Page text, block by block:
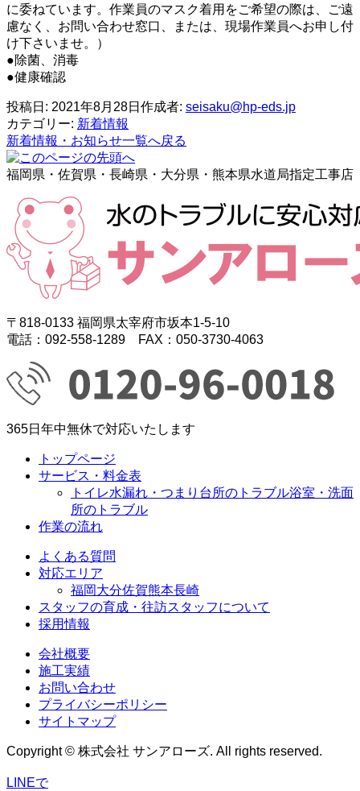
に委ねています。作業員のマスク着用をご希望の際は、ご遠
慮なく、お問い合わせ窓口、または、現場作業員へお申し付
け下さいませ。）
●除菌、消毒
●健康確認
投稿日: 2021年8月28日 作成者: seisaku@hp-eds.jp
カテゴリー: 新着情報
新着情報・お知らせ一覧へ戻る
福岡県・佐賀県・長崎県・大分県・熊本県水道局指定工事店
〒818-0133 福岡県太宰府市坂本1-5-10
電話：092-558-1289 FAX：050-3730-4063
365日年中無休で対応いたします
トップページ
サービス・料金表
トイレ水漏れ・つまり 台所のトラブル浴室・洗面
所のトラブル
作業の流れ
よくある質問
対応エリア
福岡大分佐賀熊本長崎
スタッフの育成・往訪スタッフについて
採用情報
会社概要
施工実績
お問い合わせ
プライバシーポリシー
サイトマップ
Copyright © 株式会社 サンアローズ. All rights reserved.
LINEで